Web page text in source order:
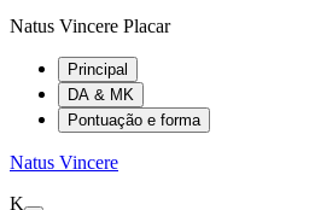
Natus Vincere Placar
Principal
DA & MK
Pontuação e forma
Natus Vincere
K